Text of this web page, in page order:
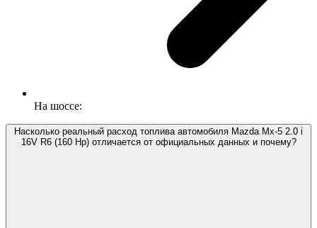
На шоссе:
Насколько реальный расход топлива автомобиля Mazda Mx-5 2.0 i
16V R6 (160 Hp) отличается от официальных данных и почему?